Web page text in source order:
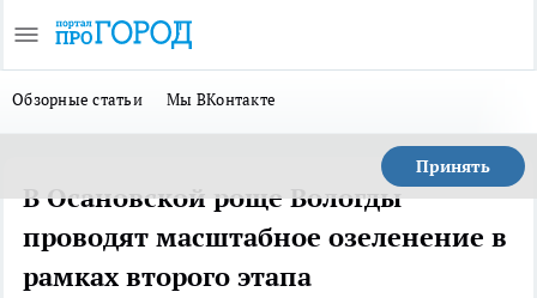
Обзорные статьи Мы ВКонтакте
Принять
В Осановской роще Вологды
проводят масштабное озеленение в
рамках второго этапа